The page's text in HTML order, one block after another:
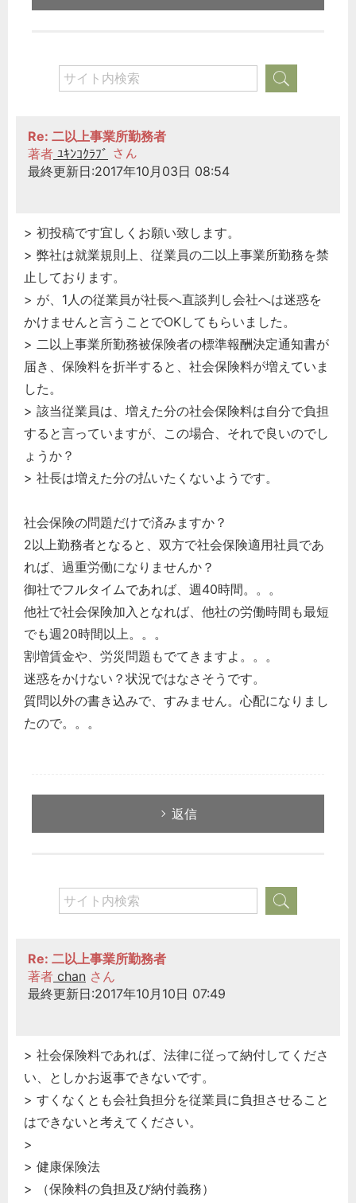
Re: 二以上事業所勤務者
著者 ﾕｷﾝｺｸﾗﾌﾞ さん
最終更新日:2017年10月03日 08:54
> 初投稿です宜しくお願い致します。
> 弊社は就業規則上、従業員の二以上事業所勤務を禁
止しております。
> が、1人の従業員が社長へ直談判し会社へは迷惑を
かけませんと言うことでOKしてもらいました。
> 二以上事業所勤務被保険者の標準報酬決定通知書が
届き、保険料を折半すると、社会保険料が増えていま
した。
> 該当従業員は、増えた分の社会保険料は自分で負担
すると言っていますが、この場合、それで良いのでし
ょうか？
> 社長は増えた分の払いたくないようです。
社会保険の問題だけで済みますか？
2以上勤務者となると、双方で社会保険適用社員であ
れば、過重労働になりませんか？
御社でフルタイムであれば、週40時間。。。
他社で社会保険加入となれば、他社の労働時間も最短
でも週20時間以上。。。
割増賃金や、労災問題もでてきますよ。。。
迷惑をかけない？状況ではなさそうです。
質問以外の書き込みで、すみません。心配になりまし
たので。。。
返信
Re: 二以上事業所勤務者
著者 chan さん
最終更新日:2017年10月10日 07:49
> 社会保険料であれば、法律に従って納付してくださ
い、としかお返事できないです。
> すくなくとも会社負担分を従業員に負担させること
はできないと考えてください。
>
> 健康保険法
> （保険料の負担及び納付義務）